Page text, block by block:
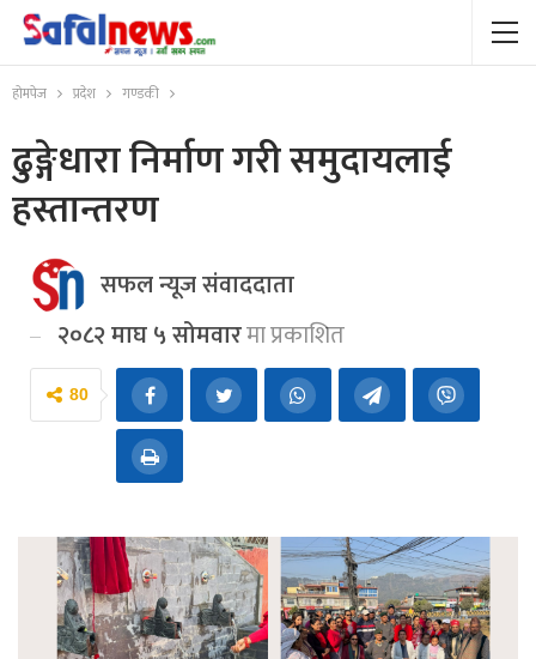
होमपेज प्रदेश गण्डकी
ढुङ्गेधारा निर्माण गरी समुदायलाई
हस्तान्तरण
सफल न्यूज संवाददाता
२०८२ माघ ५ सोमवारमा प्रकाशित
80